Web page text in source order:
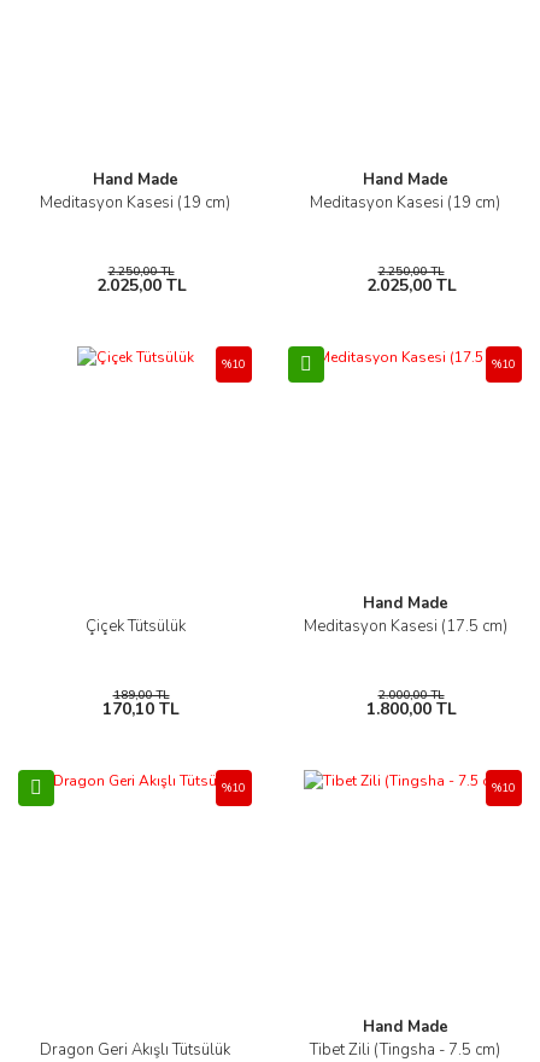
Hand Made
Meditasyon Kasesi (19 cm)
2.250,00 TL
2.025,00 TL
Hand Made
Meditasyon Kasesi (19 cm)
2.250,00 TL
2.025,00 TL
Çiçek Tütsülük
%10
189,00 TL
170,10 TL
Hand Made
Meditasyon Kasesi (17.5 cm)
%10
2.000,00 TL
1.800,00 TL
Dragon Geri Akışlı Tütsülük
%10
Hand Made
Tibet Zili (Tingsha - 7.5 cm)
%10